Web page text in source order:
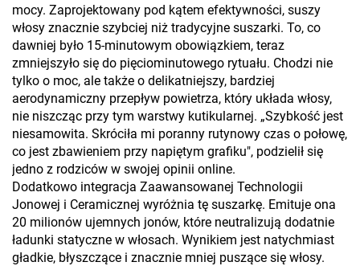
mocy. Zaprojektowany pod kątem efektywności, suszy
włosy znacznie szybciej niż tradycyjne suszarki. To, co
dawniej było 15-minutowym obowiązkiem, teraz
zmniejszyło się do pięciominutowego rytuału. Chodzi nie
tylko o moc, ale także o delikatniejszy, bardziej
aerodynamiczny przepływ powietrza, który układa włosy,
nie niszcząc przy tym warstwy kutikularnej. „Szybkość jest
niesamowita. Skróciła mi poranny rutynowy czas o połowę,
co jest zbawieniem przy napiętym grafiku", podzielił się
jedno z rodziców w swojej opinii online.
Dodatkowo integracja Zaawansowanej Technologii
Jonowej i Ceramicznej wyróżnia tę suszarkę. Emituje ona
20 milionów ujemnych jonów, które neutralizują dodatnie
ładunki statyczne w włosach. Wynikiem jest natychmiast
gładkie, błyszczące i znacznie mniej puszące się włosy.